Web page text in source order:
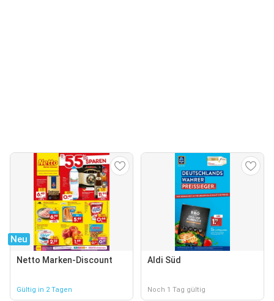
Neu
Netto Marken-Discount
Gültig in 2 Tagen
Aldi Süd
Noch 1 Tag gültig